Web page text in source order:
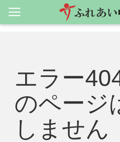
エラー
のページ
しません